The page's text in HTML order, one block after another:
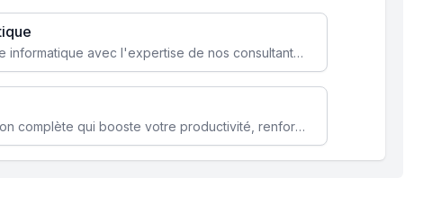
Optimisez votre stratégie informatique avec l'expertise de nos consultants pour améliorer votre efficacité et sécurité.
Microsoft 365 une solution complète qui booste votre productivité, renforce la sécurité de vos données et facilite la collaboration.